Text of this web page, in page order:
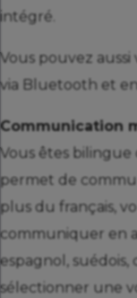
intégré.
Vous pouvez
via Bluetooth et
Communication
Vous êtes bilingue
permet de
plus du français,
communiquer en
espagnol,
sélectionner une